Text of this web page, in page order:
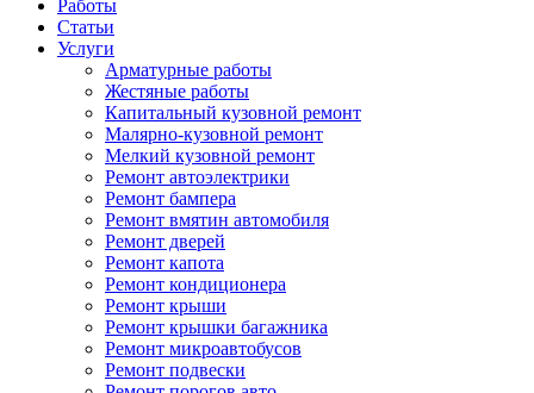
Работы
Статьи
Услуги
Арматурные работы
Жестяные работы
Капитальный кузовной ремонт
Малярно-кузовной ремонт
Мелкий кузовной ремонт
Ремонт автоэлектрики
Ремонт бампера
Ремонт вмятин автомобиля
Ремонт дверей
Ремонт капота
Ремонт кондиционера
Ремонт крыши
Ремонт крышки багажника
Ремонт микроавтобусов
Ремонт подвески